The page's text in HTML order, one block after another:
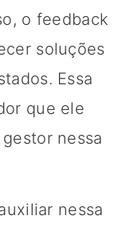
o feedback
soluções
Essa
que ele
nessa
nessa